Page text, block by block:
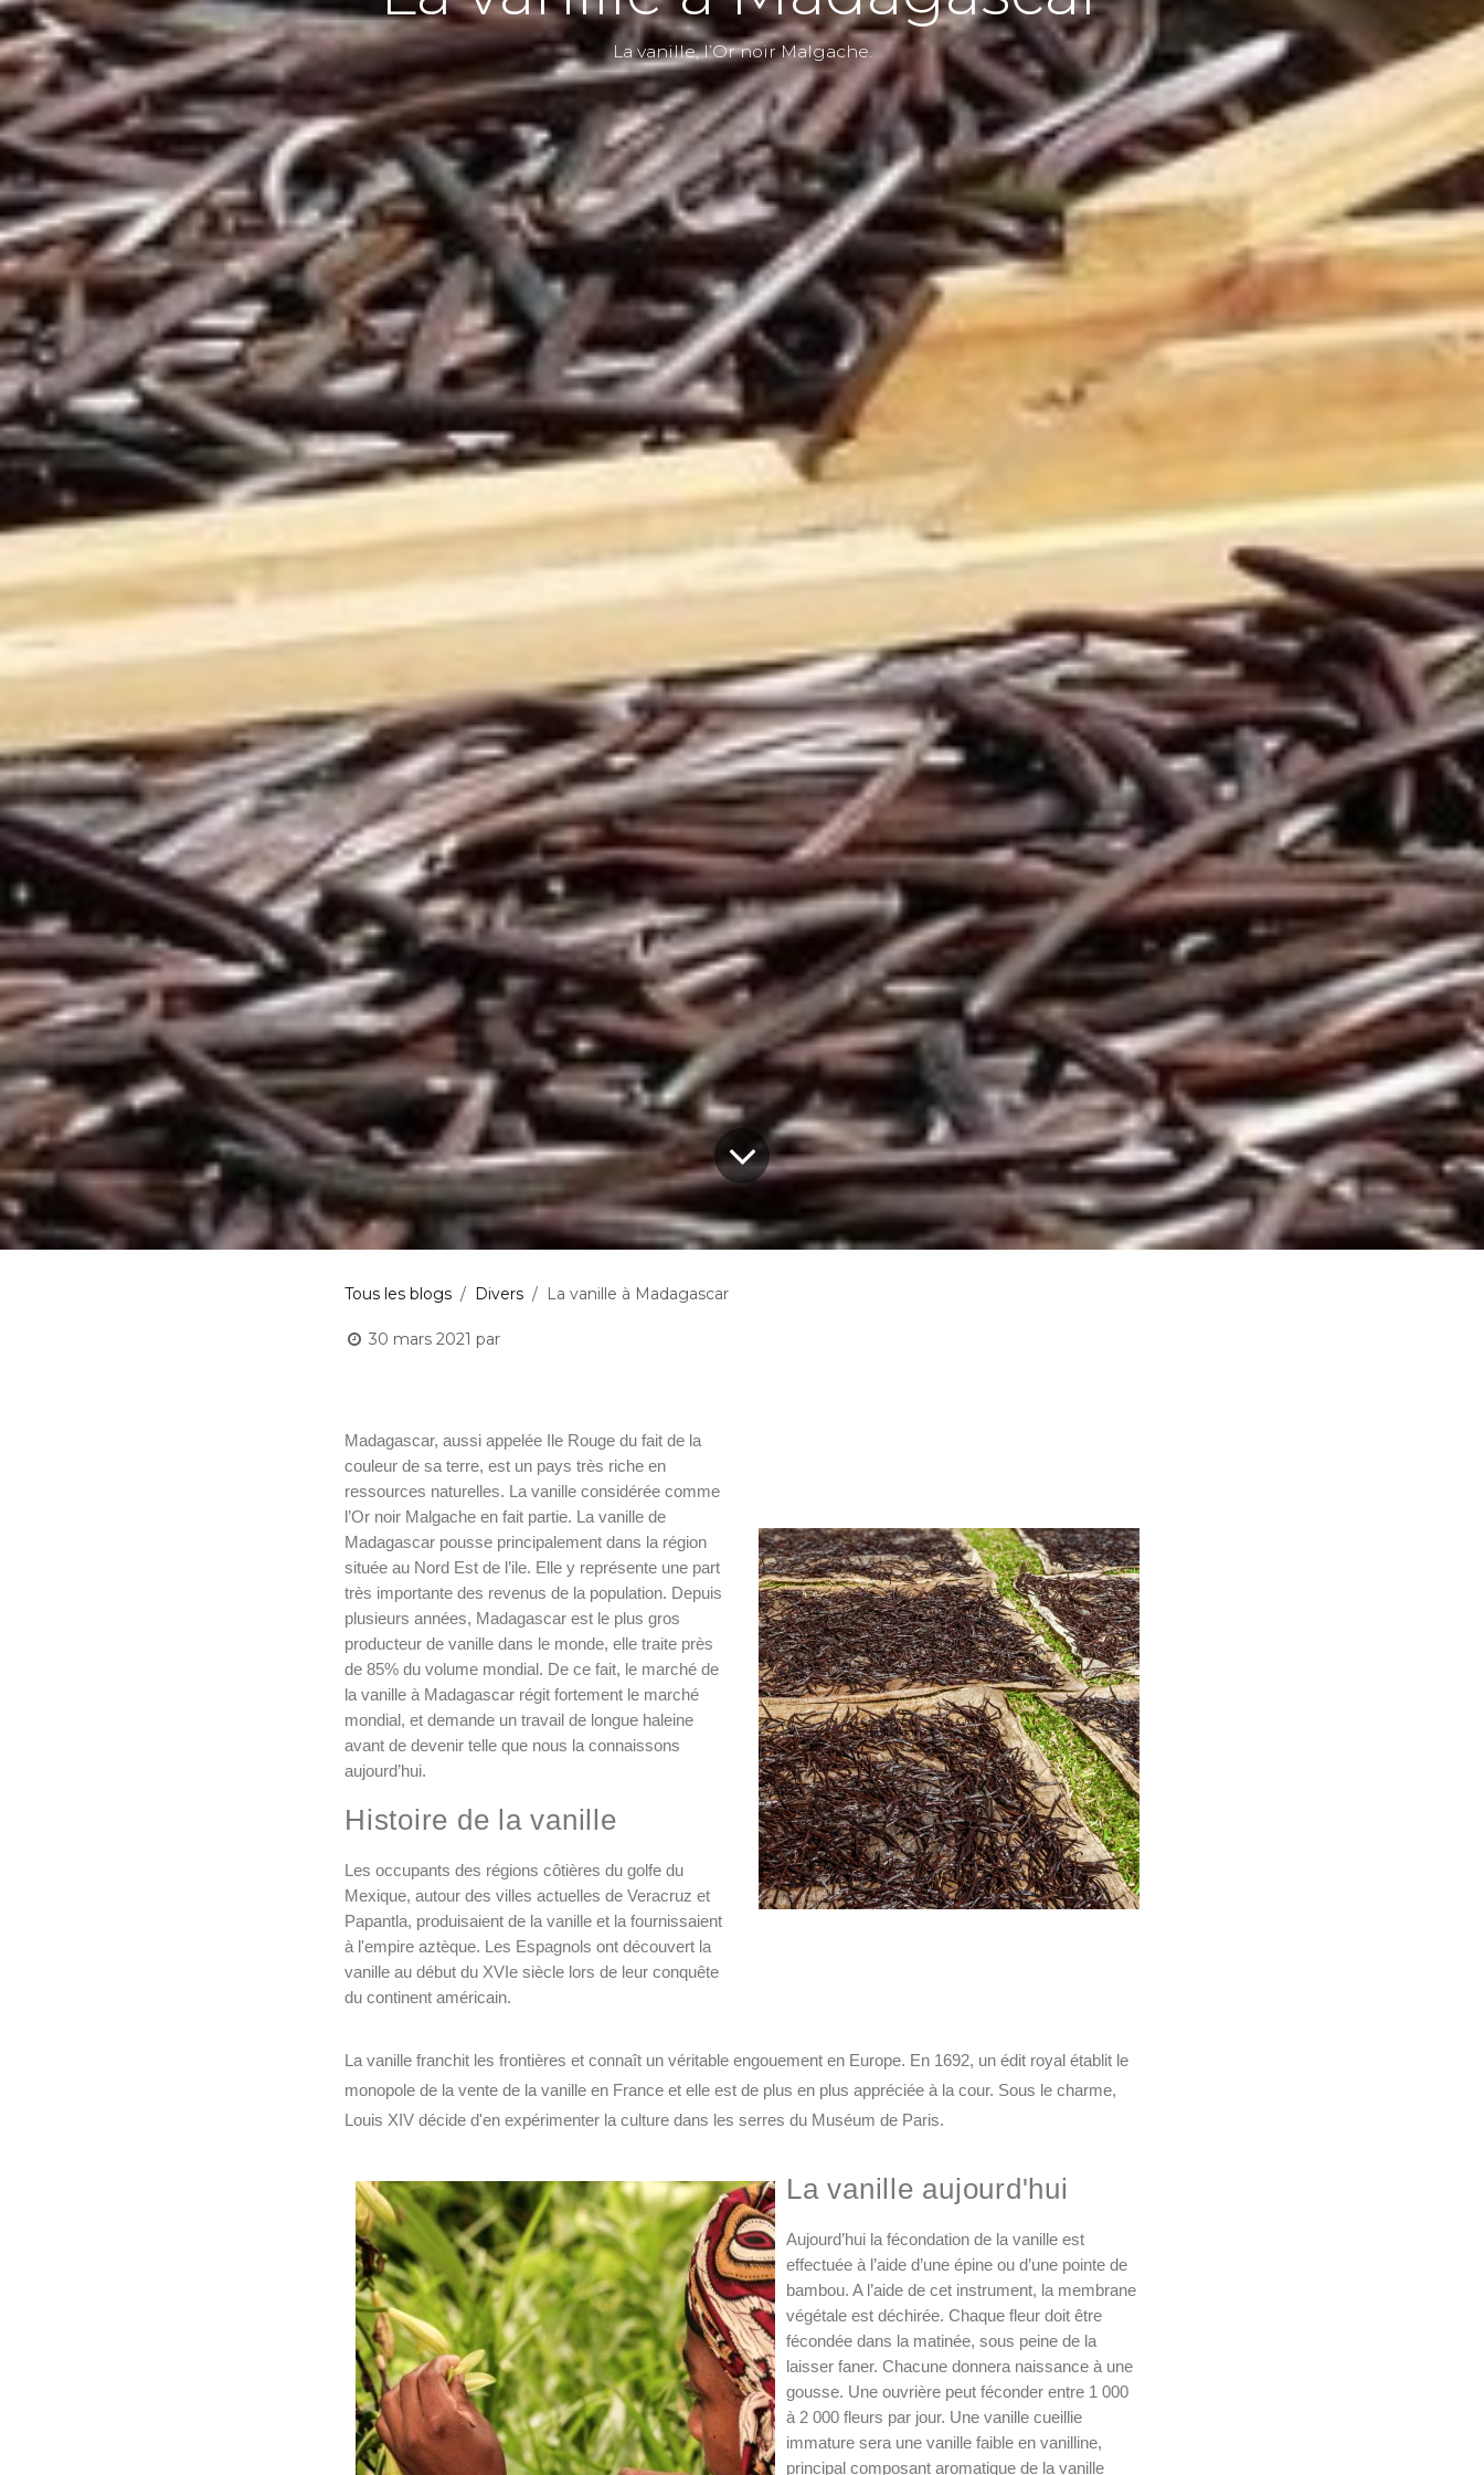
La vanille, l’Or noir Malgache.
Tous les blogs Divers La vanille à Madagascar
30 mars 2021 par
Madagascar, aussi appelée Ile Rouge du fait de la
couleur de sa terre, est un pays très riche en
ressources naturelles. La vanille considérée comme
l’Or noir Malgache en fait partie. La vanille de
Madagascar pousse principalement dans la région
située au Nord Est de l’ile. Elle y représente une part
très importante des revenus de la population. Depuis
plusieurs années, Madagascar est le plus gros
producteur de vanille dans le monde, elle traite près
de 85% du volume mondial. De ce fait, le marché de
la vanille à Madagascar régit fortement le marché
mondial, et demande un travail de longue haleine
avant de devenir telle que nous la connaissons
aujourd’hui.
Histoire de la vanille
Les occupants des régions côtières du golfe du
Mexique, autour des villes actuelles de Veracruz et
Papantla, produisaient de la vanille et la fournissaient
à l'empire aztèque. Les Espagnols ont découvert la
vanille au début du XVIe siècle lors de leur conquête
du continent américain.
La vanille franchit les frontières et connaît un véritable engouement en Europe. En 1692, un édit royal établit le
monopole de la vente de la vanille en France et elle est de plus en plus appréciée à la cour. Sous le charme,
Louis XIV décide d'en expérimenter la culture dans les serres du Muséum de Paris.
La vanille aujourd'hui
Aujourd’hui la fécondation de la vanille est
effectuée à l’aide d’une épine ou d’une pointe de
bambou. A l’aide de cet instrument, la membrane
végétale est déchirée. Chaque fleur doit être
fécondée dans la matinée, sous peine de la
laisser faner. Chacune donnera naissance à une
gousse. Une ouvrière peut féconder entre 1 000
à 2 000 fleurs par jour. Une vanille cueillie
immature sera une vanille faible en vanilline,
principal composant aromatique de la vanille